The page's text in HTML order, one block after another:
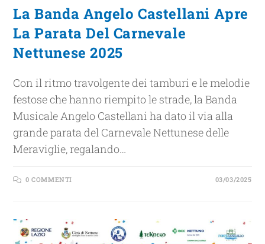
La Banda Angelo Castellani Apre
La Parata Del Carnevale
Nettunese 2025
Con il ritmo travolgente dei tamburi e le melodie
festose che hanno riempito le strade, la Banda
Musicale Angelo Castellani ha dato il via alla
grande parata del Carnevale Nettunese delle
Meraviglie, regalando…
0 COMMENTI 03/03/2025